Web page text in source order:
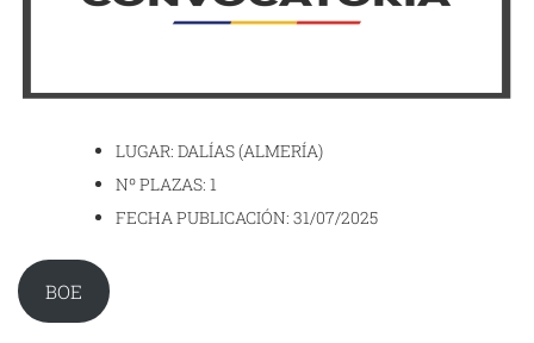
LUGAR: DALÍAS (ALMERÍA)
Nº PLAZAS: 1
FECHA PUBLICACIÓN: 31/07/2025
BOE